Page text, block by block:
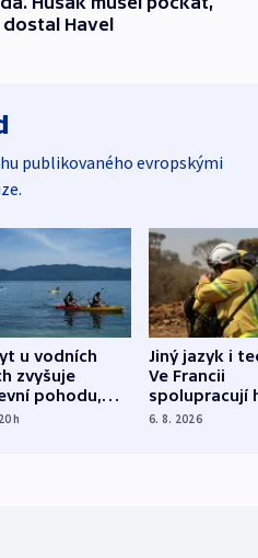
Havel
publikovaného evropskými
u vodních
zvyšuje
pohodu,
h
Jiný jazyk i
Ve Francii
spolupracují
různých zemí
6. 8. 2026